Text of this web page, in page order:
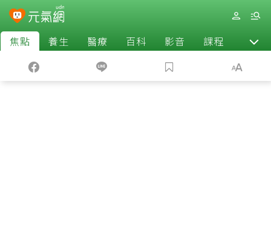
焦點 養生 醫療 百科 影音 課程 退休